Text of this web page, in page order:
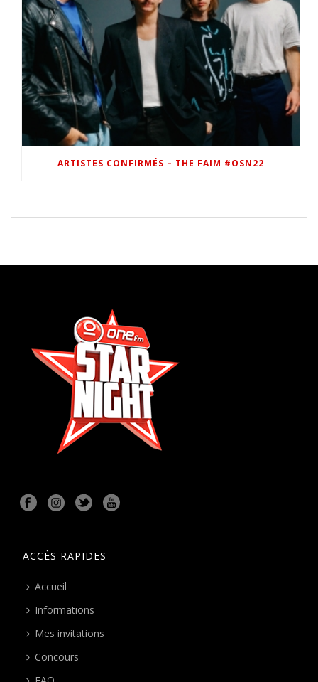
ARTISTES CONFIRMÉS – THE FAIM #OSN22
ACCÈS RAPIDES
Accueil
Informations
Mes invitations
Concours